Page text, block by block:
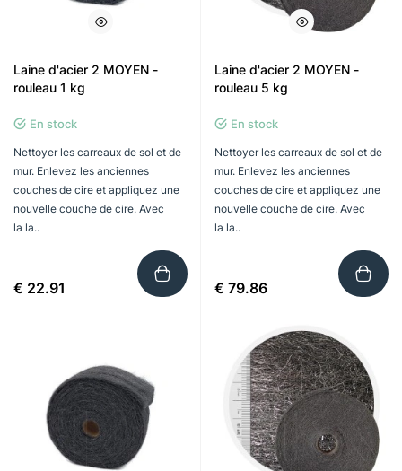
Laine d'acier 2 MOYEN -
rouleau 1 kg
En stock
Nettoyer les carreaux de sol et de
mur. Enlevez les anciennes
couches de cire et appliquez une
nouvelle couche de cire. Avec
la la..
€ 22.91
Laine d'acier 2 MOYEN -
rouleau 5 kg
En stock
Nettoyer les carreaux de sol et de
mur. Enlevez les anciennes
couches de cire et appliquez une
nouvelle couche de cire. Avec
la la..
€ 79.86